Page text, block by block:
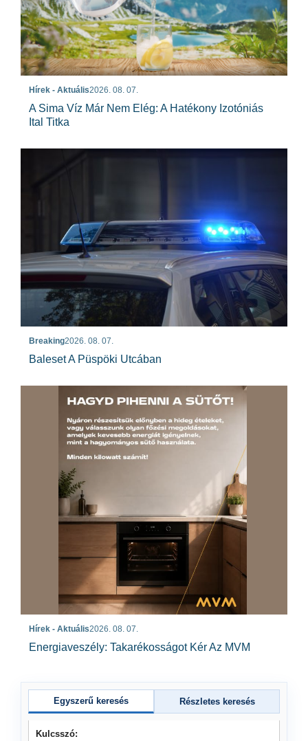
Hírek - Aktuális2026. 08. 07.
A Sima Víz Már Nem Elég: A Hatékony Izotóniás
Ital Titka
Breaking2026. 08. 07.
Baleset A Püspöki Utcában
Hírek - Aktuális2026. 08. 07.
Energiaveszély: Takarékosságot Kér Az MVM
Egyszerű keresés Részletes keresés
Kulcsszó: